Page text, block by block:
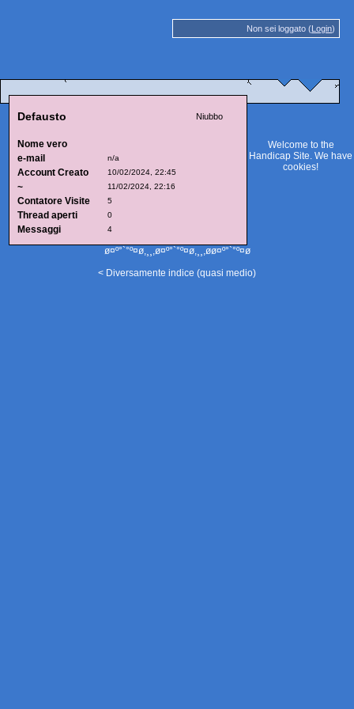
Non sei loggato (Login)
Defausto Niubbo
Nome vero
e-mail
n/a
Account Creato 10/02/2024, 22:45
~ 11/02/2024, 22:16
Contatore Visite 5
Thread aperti 0
Messaggi 4
Welcome to the
Handicap Site. We have
cookies!
ø¤º°`°º¤ø,¸¸,ø¤º°`°º¤ø,¸¸,øø¤º°`°º¤ø
< Diversamente indice (quasi medio)